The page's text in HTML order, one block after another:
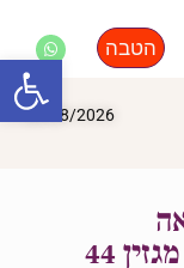
הטבה
08/08/2026
44
פתח